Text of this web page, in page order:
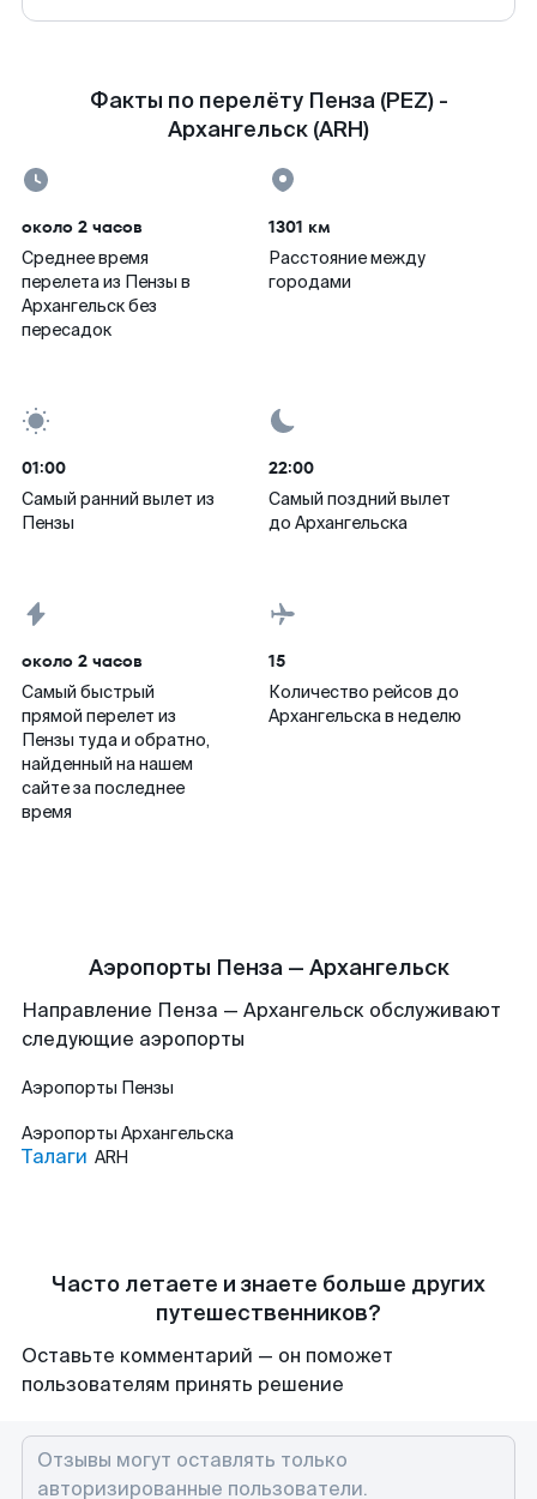
Факты по перелёту Пенза (PEZ) -
Архангельск (ARH)
около 2 часов
Среднее время
перелета из Пензы в
Архангельск без
пересадок
1301 км
Расстояние между
городами
01:00
Самый ранний вылет из
Пензы
22:00
Самый поздний вылет
до Архангельска
около 2 часов
Самый быстрый
прямой перелет из
Пензы туда и обратно,
найденный на нашем
сайте за последнее
время
15
Количество рейсов до
Архангельска в неделю
Аэропорты Пенза — Архангельск
Направление Пенза — Архангельск обслуживают
следующие аэропорты
Аэропорты Пензы
Аэропорты Архангельска
Талаги ARH
Часто летаете и знаете больше других
путешественников?
Оставьте комментарий — он поможет
пользователям принять решение